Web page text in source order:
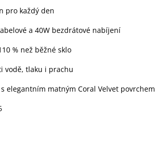
pro každý den
a 40W bezdrátové nabíjení
% než běžné sklo
vodě, tlaku i prachu
elegantním matným Coral Velvet povrchem